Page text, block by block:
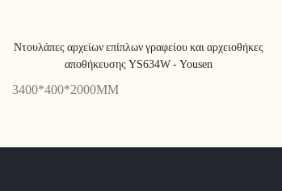
Ντουλάπες αρχείων επίπλων γραφείου και αρχειοθήκες
αποθήκευσης YS634W - Yousen
3400*400*2000MM